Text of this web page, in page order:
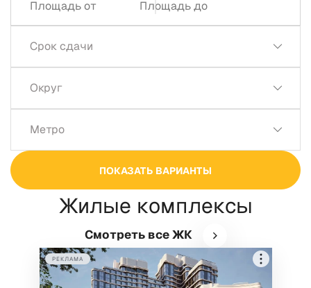
Срок сдачи
Округ
Метро
ПОКАЗАТЬ ВАРИАНТЫ
Жилые комплексы
Смотреть все ЖК
Токен: F7NfYUJCUneVcwkBsnjD
РЕКЛАМА